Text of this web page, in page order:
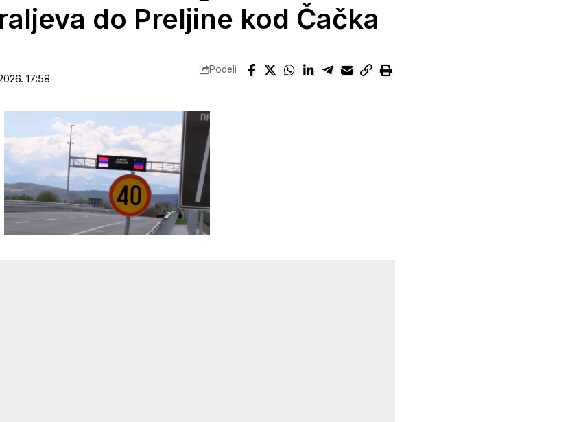
do Preljine kod Čačka
17:58
Podeli